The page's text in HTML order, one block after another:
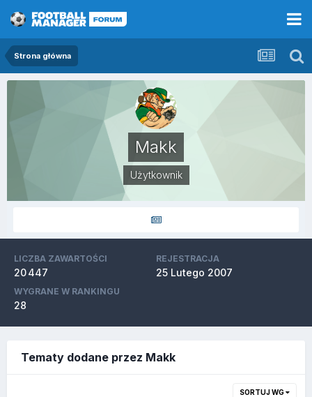
Strona główna
Makk
Użytkownik
LICZBA ZAWARTOŚCI
20 447
REJESTRACJA
25 Lutego 2007
WYGRANE W RANKINGU
28
Tematy dodane przez Makk
SORTUJ WG